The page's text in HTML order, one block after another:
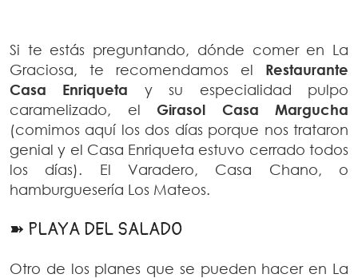
Si te estás preguntando, dónde comer en La
Graciosa, te recomendamos el Restaurante
Casa Enriqueta y su especialidad pulpo
caramelizado, el Girasol Casa Margucha
(comimos aquí los dos días porque nos trataron
genial y el Casa Enriqueta estuvo cerrado todos
los días). El Varadero, Casa Chano, o
hamburguesería Los Mateos.
➽ PLAYA DEL SALADO
Otro de los planes que se pueden hacer en La